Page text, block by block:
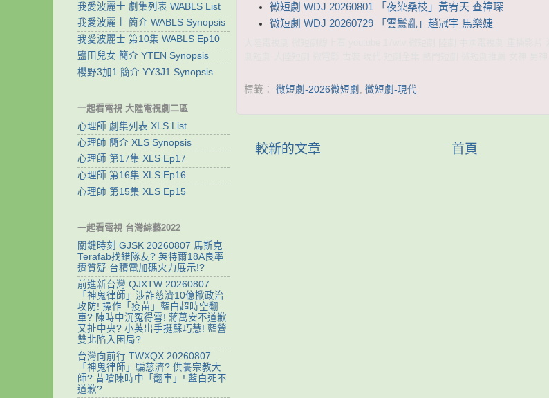
微短劇 WDJ 20260801 「夜染桑枝」黃宥天 查禕琛
微短劇 WDJ 20260729 「雲鬟亂」趙冠宇 馬樂婕
標籤： 微短劇-2026微短劇 微短劇-現代
較新的文章 首頁
我愛波麗士 劇集列表 WABLS List
我愛波麗士 簡介 WABLS Synopsis
我愛波麗士 第10集 WABLS Ep10
鹽田兒女 簡介 YTEN Synopsis
櫻野3加1 簡介 YY3J1 Synopsis
一起看電視 大陸電視劇二區
心理師 劇集列表 XLS List
心理師 簡介 XLS Synopsis
心理師 第17集 XLS Ep17
心理師 第16集 XLS Ep16
心理師 第15集 XLS Ep15
一起看電視 台灣綜藝2022
關鍵時刻 GJSK 20260807 馬斯克
Terafab找錯隊友? 英特爾18A良率
遭質疑 台積電加碼火力展示!?
前進新台灣 QJXTW 20260807
「神鬼律師」涉詐慈濟10億掀政治
攻防! 操作「疫苗」藍白超時空翻
車? 陳時中沉冤得雪! 蔣萬安不道歉
又扯中央? 小英出手挺蘇巧慧! 藍營
雙北陷入困局?
台灣向前行 TWXQX 20260807
「神鬼律師」騙慈濟? 供養宗教大
師? 昔嗆陳時中「翻車」! 藍白死不
道歉?